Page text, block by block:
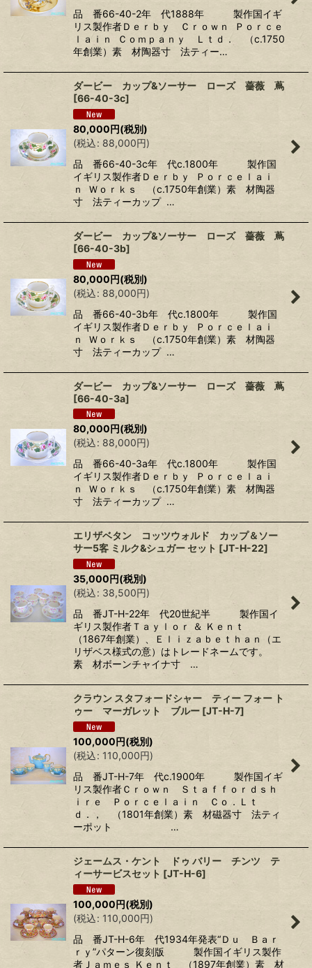
品 番66-40-2年 代1888年 製作国イギ
リス製作者Ｄｅｒｂｙ Ｃｒｏｗｎ Ｐｏｒｃｅ
ｌａｉｎ Ｃｏｍｐａｎｙ Ｌｔｄ． （c.1750
年創業）素 材陶器寸 法ティー…
ダービー カップ&ソーサー ローズ 薔薇 蔦
[66-40-3c]
80,000円(税別)
(税込: 88,000円)
品 番66-40-3c年 代c.1800年 製作国
イギリス製作者Ｄｅｒｂｙ Ｐｏｒｃｅｌａｉ
ｎ Ｗｏｒｋｓ （c.1750年創業）素 材陶器
寸 法ティーカップ …
ダービー カップ&ソーサー ローズ 薔薇 蔦
[66-40-3b]
80,000円(税別)
(税込: 88,000円)
品 番66-40-3b年 代c.1800年 製作国
イギリス製作者Ｄｅｒｂｙ Ｐｏｒｃｅｌａｉ
ｎ Ｗｏｒｋｓ （c.1750年創業）素 材陶器
寸 法ティーカップ …
ダービー カップ&ソーサー ローズ 薔薇 蔦
[66-40-3a]
80,000 円(税別)
(税込: 88,000円)
品 番66-40-3a年 代c.1800年 製作国
イギリス製作者Ｄｅｒｂｙ Ｐｏｒｃｅｌａｉ
ｎ Ｗｏｒｋｓ （c.1750年創業）素 材陶器
寸 法ティーカップ …
エリザベタン コッツウォルド カップ＆ソー
サー5客 ミルク&シュガー セット [JT-H-22]
35,000円(税別)
(税込: 38,500円)
品 番JT-H-22年 代20世紀半 製作国イ
ギリス製作者Ｔａｙｌｏｒ ＆ Ｋｅｎｔ
（1867年創業）、Ｅｌｉｚａｂｅｔｈａｎ（エ
リザベス様式の意）はトレードネームです。
素 材ボーンチャイナ寸 …
クラウン スタフォードシャー ティー フォー ト
ゥー マーガレット ブルー [JT-H-7]
100,000円(税別)
(税込: 110,000円)
品 番JT-H-7年 代c.1900年 製作国イギ
リス製作者Ｃｒｏｗｎ Ｓｔａｆｆｏｒｄｓｈ
ｉｒｅ Ｐｏｒｃｅｌａｉｎ Ｃｏ．Ｌｔ
ｄ．， （1801年創業）素 材磁器寸 法ティ
ーポット …
ジェームス・ケント ドゥ バリー チンツ テ
ィーサービスセット [JT-H-6]
100,000円(税別)
(税込: 110,000円)
品 番JT-H-6年 代1934年発表“Ｄｕ Ｂａｒ
ｒｙ”パターン復刻版 製作国イギリス製作
者Ｊａｍｅｓ Ｋｅｎｔ （1897年創業）素 材